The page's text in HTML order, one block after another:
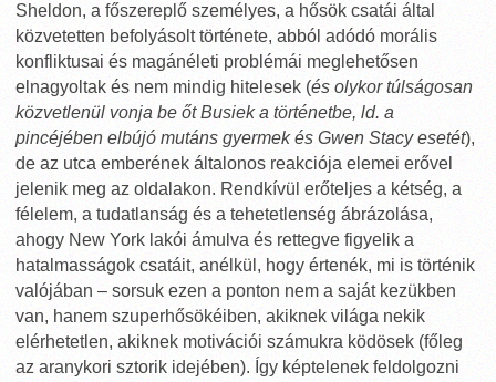
Sheldon, a főszereplő személyes, a hősök csatái által
közvetetten befolyásolt története, abból adódó morális
konfliktusai és magánéleti problémái meglehetősen
elnagyoltak és nem mindig hitelesek (és olykor túlságosan
közvetlenül vonja be őt Busiek a történetbe, ld. a
pincéjében elbújó mutáns gyermek és Gwen Stacy esetét),
de az utca emberének általonos reakciója elemei erővel
jelenik meg az oldalakon. Rendkívül erőteljes a kétség, a
félelem, a tudatlanság és a tehetetlenség ábrázolása,
ahogy New York lakói ámulva és rettegve figyelik a
hatalmasságok csatáit, anélkül, hogy értenék, mi is történik
valójában – sorsuk ezen a ponton nem a saját kezükben
van, hanem szuperhősökéiben, akiknek világa nekik
elérhetetlen, akiknek motivációi számukra ködösek (főleg
az aranykori sztorik idejében). Így képtelenek feldolgozni